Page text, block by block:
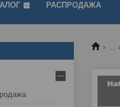
РАСПРОДАЖА
...